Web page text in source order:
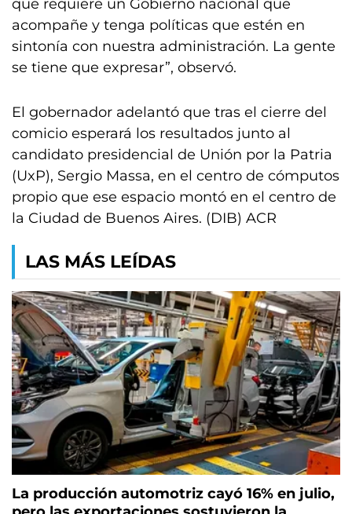
que requiere un Gobierno nacional que
acompañe y tenga políticas que estén en
sintonía con nuestra administración. La gente
se tiene que expresar”, observó.
El gobernador adelantó que tras el cierre del
comicio esperará los resultados junto al
candidato presidencial de Unión por la Patria
(UxP), Sergio Massa, en el centro de cómputos
propio que ese espacio montó en el centro de
la Ciudad de Buenos Aires. (DIB) ACR
LAS MÁS LEÍDAS
La producción automotriz cayó 16% en julio,